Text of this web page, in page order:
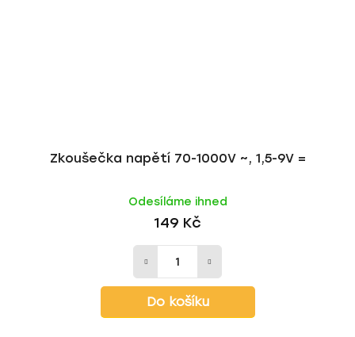
Zkoušečka napětí 70-1000V ~, 1,5-9V =
Odesíláme ihned
149 Kč
Do košíku